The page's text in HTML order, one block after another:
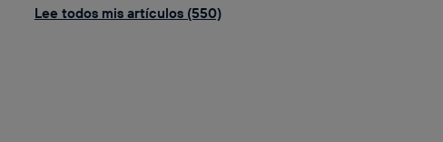
Lee todos mis artículos (550)